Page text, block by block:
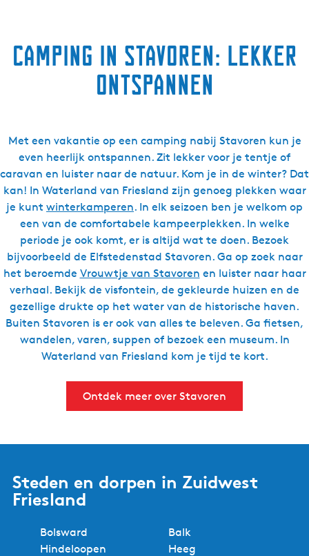
Camping in Stavoren: lekker
ontspannen
Met een vakantie op een camping nabij Stavoren kun je
even heerlijk ontspannen. Zit lekker voor je tentje of
caravan en luister naar de natuur. Kom je in de winter? Dat
kan! In Waterland van Friesland zijn genoeg plekken waar
je kunt winterkamperen. In elk seizoen ben je welkom op
een van de comfortabele kampeerplekken. In welke
periode je ook komt, er is altijd wat te doen. Bezoek
bijvoorbeeld de Elfstedenstad Stavoren. Ga op zoek naar
het beroemde Vrouwtje van Stavoren en luister naar haar
verhaal. Bekijk de visfontein, de gekleurde huizen en de
gezellige drukte op het water van de historische haven.
Buiten Stavoren is er ook van alles te beleven. Ga fietsen,
wandelen, varen, suppen of bezoek een museum. In
Waterland van Friesland kom je tijd te kort.
Ontdek meer over Stavoren
Steden en dorpen in Zuidwest
Friesland
Bolsward
Balk
Hindeloopen
Heeg